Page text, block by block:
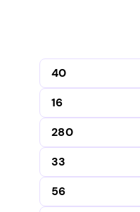
40
16
280
33
56